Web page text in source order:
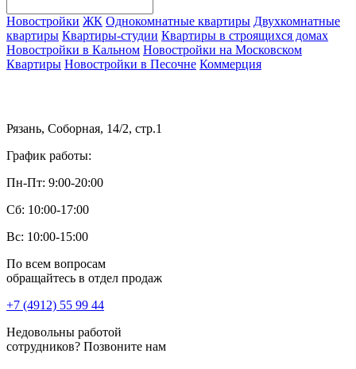
Новостройки ЖК Однокомнатные квартиры Двухкомнатные
квартиры Квартиры-студии Квартиры в строящихся домах
Новостройки в Кальном Новостройки на Московском
Квартиры Новостройки в Песочне Коммерция
Рязань, Соборная, 14/2, стр.1
График работы:
Пн-Пт: 9:00-20:00
Сб: 10:00-17:00
Вс: 10:00-15:00
По всем вопросам
обращайтесь в отдел продаж
+7 (4912) 55 99 44
Недовольны работой
сотрудников? Позвоните нам